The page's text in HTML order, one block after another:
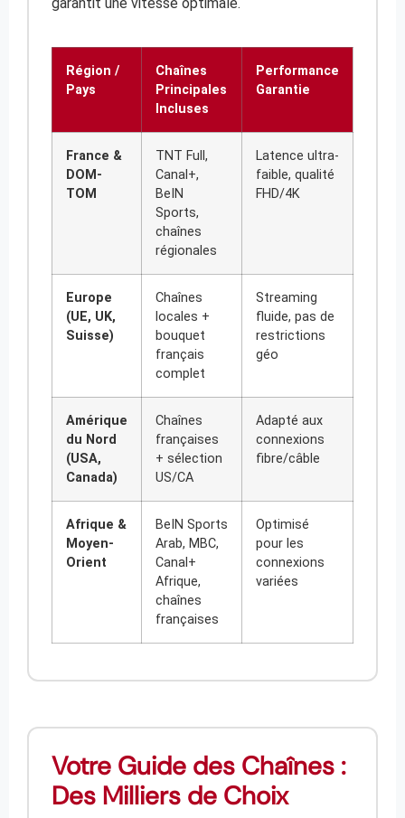
garantit une vitesse optimale.
Région /
Pays
Chaînes
Principales
Incluses
Performance
Garantie
France &
DOM-
TOM
TNT Full,
Canal+,
BeIN
Sports,
chaînes
régionales
Latence ultra-
faible, qualité
FHD/4K
Europe
(UE, UK,
Suisse)
Chaînes
locales +
bouquet
français
complet
Streaming
fluide, pas de
restrictions
géo
Amérique
du Nord
(USA,
Canada)
Chaînes
françaises
+ sélection
US/CA
Adapté aux
connexions
fibre/câble
Afrique &
Moyen-
Orient
BeIN Sports
Arab, MBC,
Canal+
Afrique,
chaînes
françaises
Optimisé
pour les
connexions
variées
Votre Guide des Chaînes :
Des Milliers de Choix